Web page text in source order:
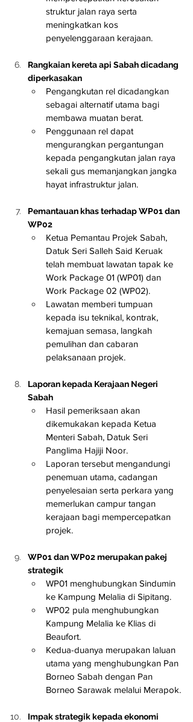
struktur jalan raya serta
meningkatkan kos
penyelenggaraan kerajaan.
Rangkaian kereta api Sabah dicadang
diperkasakan
Pengangkutan rel dicadangkan
sebagai alternatif utama bagi
membawa muatan berat.
Penggunaan rel dapat
mengurangkan pergantungan
kepada pengangkutan jalan raya
sekali gus memanjangkan jangka
hayat infrastruktur jalan.
Pemantauan khas terhadap WP01 dan
WP02
Ketua Pemantau Projek Sabah,
Datuk Seri Salleh Said Keruak
telah membuat lawatan tapak ke
Work Package 01 (WP01) dan
Work Package 02 (WP02).
Lawatan memberi tumpuan
kepada isu teknikal, kontrak,
kemajuan semasa, langkah
pemulihan dan cabaran
pelaksanaan projek.
Laporan kepada Kerajaan Negeri
Sabah
Hasil pemeriksaan akan
dikemukakan kepada Ketua
Menteri Sabah, Datuk Seri
Panglima Hajiji Noor.
Laporan tersebut mengandungi
penemuan utama, cadangan
penyelesaian serta perkara yang
memerlukan campur tangan
kerajaan bagi mempercepatkan
projek.
WP01 dan WP02 merupakan pakej
strategik
WP01 menghubungkan Sindumin
ke Kampung Melalia di Sipitang.
WP02 pula menghubungkan
Kampung Melalia ke Klias di
Beaufort.
Kedua-duanya merupakan laluan
utama yang menghubungkan Pan
Borneo Sabah dengan Pan
Borneo Sarawak melalui Merapok.
Impak strategik kepada ekonomi